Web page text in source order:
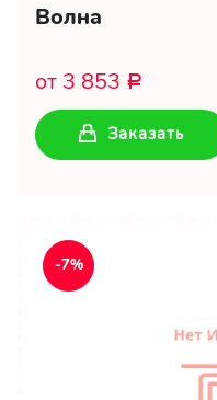
Волна
от 3 853 Р
Заказать
-7%